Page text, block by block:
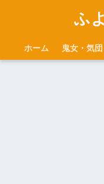
ふ
ホーム 鬼女・気